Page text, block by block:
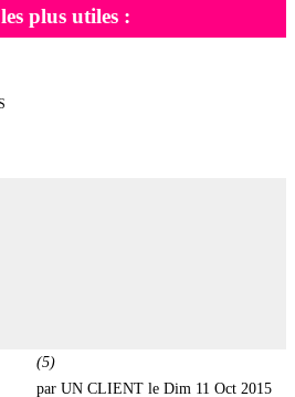
plus utiles :
(5)
par UN CLIENT leDim 11 Oct 2015